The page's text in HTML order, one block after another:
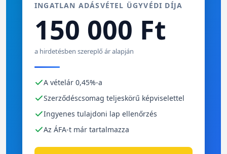
INGATLAN ADÁSVÉTEL ÜGYVÉDI DÍJA
150 000 Ft
a hirdetésben szereplő ár alapján
A vételár 0,45%-a
Szerződéscsomag teljeskörű képviselettel
Ingyenes tulajdoni lap ellenőrzés
Az ÁFA-t már tartalmazza